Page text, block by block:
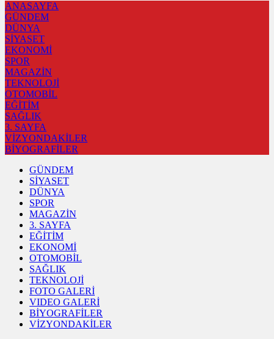
ANASAYFA
GÜNDEM
DÜNYA
SİYASET
EKONOMİ
SPOR
MAGAZİN
TEKNOLOJİ
OTOMOBİL
EĞİTİM
SAĞLIK
3. SAYFA
VİZYONDAKİLER
BİYOGRAFİLER
GÜNDEM
SİYASET
DÜNYA
SPOR
MAGAZİN
3. SAYFA
EĞİTİM
EKONOMİ
OTOMOBİL
SAĞLIK
TEKNOLOJİ
FOTO GALERİ
VIDEO GALERİ
BİYOGRAFİLER
VİZYONDAKİLER